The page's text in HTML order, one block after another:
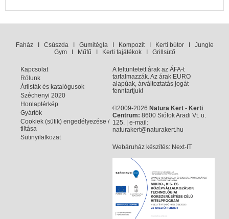
FaházI CsúszdaI GumitéglaI KompozitI Kerti bútorI Jungle
GymI Műfű Kerti fajátékokI Grillsütő
Kapcsolat
Rólunk
Árlisták és katalógusok
Széchenyi 2020
Honlaptérkép
Gyártók
Cookiek (sütik) engedélyezése /
tiltása
Sütinyilatkozat
A feltüntetett árak az ÁFA-t
tartalmazzák. Az árak EURO
alapúak, árváltoztatás jogát
fenntartjuk!
©2009-2026 Natura Kert - Kerti
Centrum: 8600 Siófok Aradi Vt. u.
125. | e-mail:
naturakert@naturakert.hu
Webáruház készítés: Next-IT